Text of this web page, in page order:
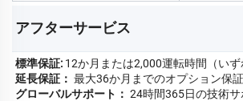
アフターサービス
標準保証: 12か月または2,000運転時間（いず
延長保証： 最大36か月までのオプション保証
グローバルサポート： 24時間365日の技術